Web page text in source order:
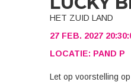
HET ZUID LAND
27 FEB. 2027
LOCATIE: PAND P
Let op voorstelling